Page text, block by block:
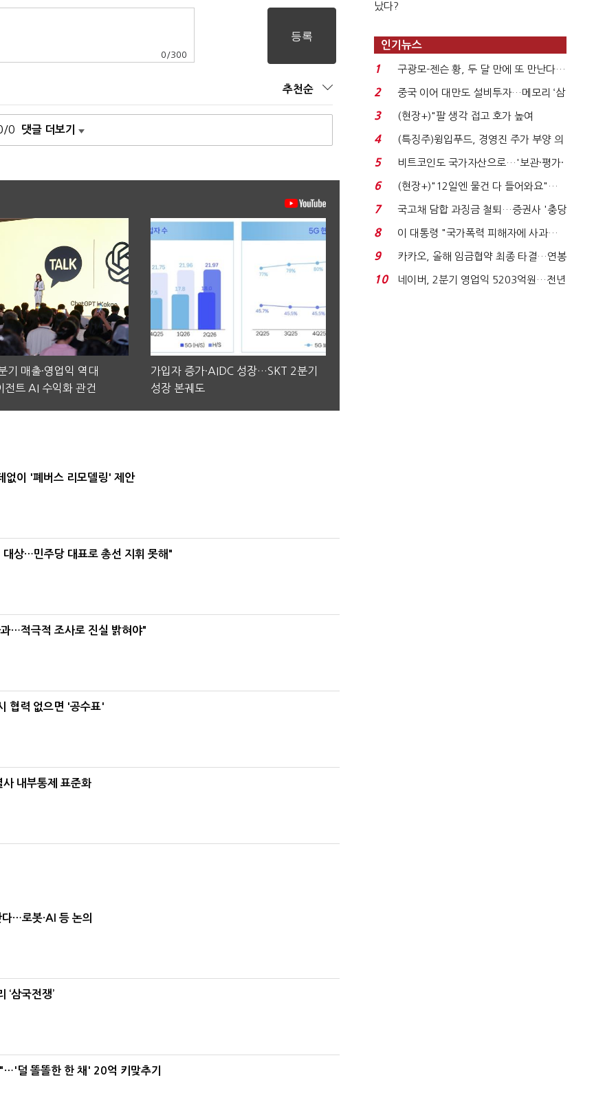
0 /300
추천순
0 댓글 더보기
기 매출·영업익 역대
트 AI 수익화 관건
가입자 증가·AIDC 성장…SKT 2분기
성장 본궤도
없이 '폐버스 리모델링' 제안
상…민주당 대표로 총선 지휘 못해"
…적극적 조사로 진실 밝혀야"
협력 없으면 '공수표'
내부통제 표준화
…로봇·AI 등 논의
삼국전쟁’
덜 똘똘한 한 채' 20억 키맞추기
났다?
인기뉴스
1
구광모-젠슨 황, 두 달 만에 또 만난다…
로봇·AI 등 논...
2
중국 이어 대만도 설비투자…메모리 ‘삼
국전쟁’
3
(현장+)"팔 생각 접고 호가 높여
요"…'덜 똘똘한 한 채' 20...
4
(특징주)윙입푸드, 경영진 주가 부양 의
지에 상한가...
5
비트코인도 국가자산으로…'보관·평가·
처분' 기준은 ...
6
(현장+)"12일엔 물건 다 들어와요"…
빈 매대 채우며 문 연 ...
7
국고채 담합 과징금 철퇴…증권사 '충당
금 폭탄' 우려...
8
이 대통령 "국가폭력 피해자에 사과…
적극적 조사로 진...
9
카카오, 올해 임금협약 최종 타결…연봉
6.3% 인상·격려...
10
네이버, 2분기 영업익 5203억원…전년